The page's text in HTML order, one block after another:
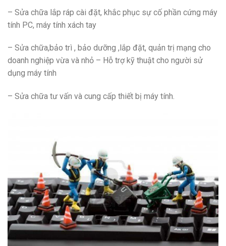
– Sửa chữa lắp ráp cài đặt, khắc phục sự cố phần cứng máy
tính PC, máy tính xách tay
– Sửa chữa,bảo trì , bảo dưỡng ,lắp đặt, quản trị mạng cho
doanh nghiệp vừa và nhỏ – Hỗ trợ kỹ thuật cho người sử
dụng máy tính
– Sửa chữa tư vấn và cung cấp thiết bị máy tính.